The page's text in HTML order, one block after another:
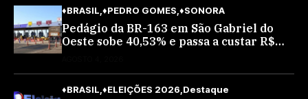
♦BRASIL ♦PEDRO GOMES ♦SONORA
Pedágio da BR-163 em São Gabriel do
Oeste sobe 40,53% e passa a custar R$
♦BRASIL ♦ELEIÇÕES 2026 Destaque